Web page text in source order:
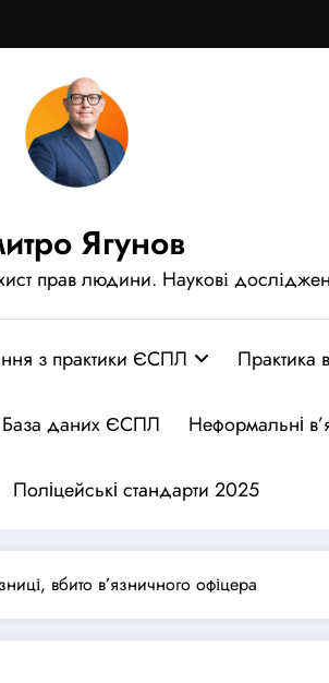
Ягунов
прав людини. Наукові
з практики ЄСПЛ
База даних ЄСПЛ Неформальні
Поліцейські стандарти 2025
вбито в’язничного офіцера